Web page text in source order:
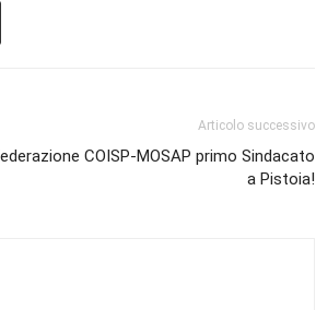
Articolo successivo
COISP-MOSAP primo Sindacato
a Pistoia!